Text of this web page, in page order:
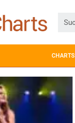
CHARTS